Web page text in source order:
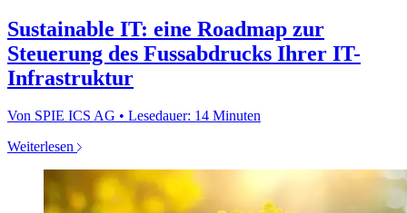
Sustainable IT: eine Roadmap zur
Steuerung des Fussabdrucks Ihrer IT-
Infrastruktur
Von SPIE ICS AG • Lesedauer: 14 Minuten
Weiterlesen